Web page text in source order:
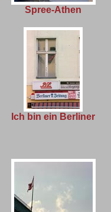
Spree-Athen
Ich bin ein Berliner